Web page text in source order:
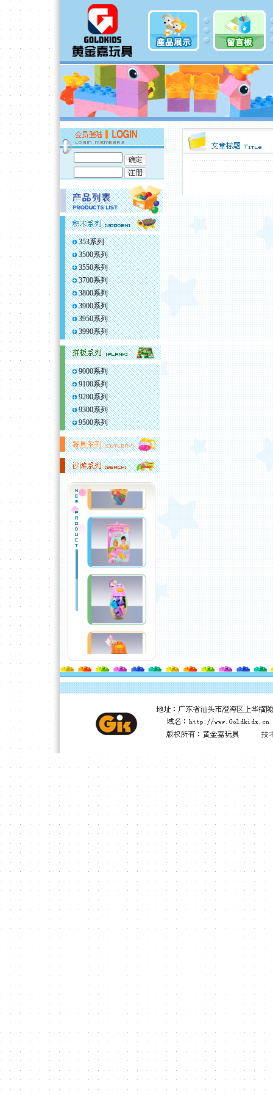
353系列
3500系列
3550系列
3700系列
3800系列
3900系列
3950系列
3990系列
9000系列
9100系列
9200系列
9300系列
9500系列